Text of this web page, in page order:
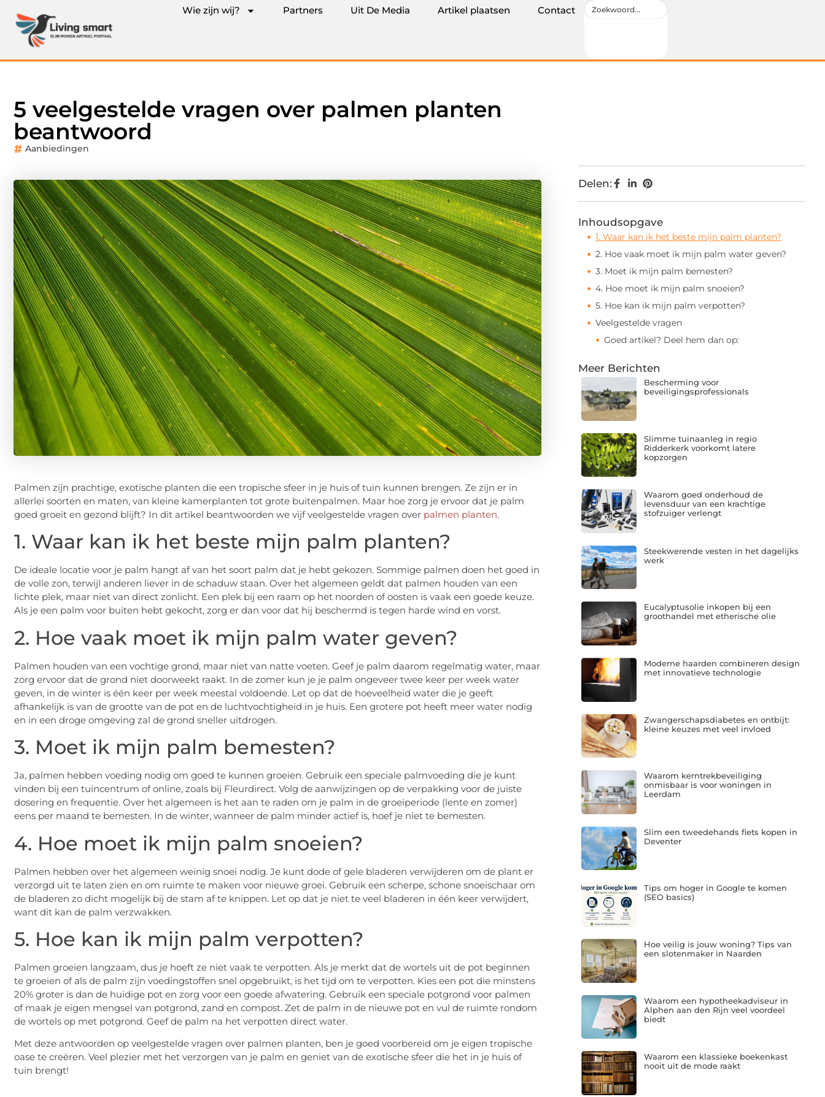
Wie zijn wij? Partners Uit De Media Artikel plaatsen Contact
5 veelgestelde vragen over palmen planten
beantwoord
Aanbiedingen
Palmen zijn prachtige, exotische planten die een tropische sfeer in je huis of tuin kunnen brengen. Ze zijn er in
allerlei soorten en maten, van kleine kamerplanten tot grote buitenpalmen. Maar hoe zorg je ervoor dat je palm
goed groeit en gezond blijft? In dit artikel beantwoorden we vijf veelgestelde vragen over palmen planten.
1. Waar kan ik het beste mijn palm planten?
De ideale locatie voor je palm hangt af van het soort palm dat je hebt gekozen. Sommige palmen doen het goed in
de volle zon, terwijl anderen liever in de schaduw staan. Over het algemeen geldt dat palmen houden van een
lichte plek, maar niet van direct zonlicht. Een plek bij een raam op het noorden of oosten is vaak een goede keuze.
Als je een palm voor buiten hebt gekocht, zorg er dan voor dat hij beschermd is tegen harde wind en vorst.
2. Hoe vaak moet ik mijn palm water geven?
Palmen houden van een vochtige grond, maar niet van natte voeten. Geef je palm daarom regelmatig water, maar
zorg ervoor dat de grond niet doorweekt raakt. In de zomer kun je je palm ongeveer twee keer per week water
geven, in de winter is één keer per week meestal voldoende. Let op dat de hoeveelheid water die je geeft
afhankelijk is van de grootte van de pot en de luchtvochtigheid in je huis. Een grotere pot heeft meer water nodig
en in een droge omgeving zal de grond sneller uitdrogen.
3. Moet ik mijn palm bemesten?
Ja, palmen hebben voeding nodig om goed te kunnen groeien. Gebruik een speciale palmvoeding die je kunt
vinden bij een tuincentrum of online, zoals bij Fleurdirect. Volg de aanwijzingen op de verpakking voor de juiste
dosering en frequentie. Over het algemeen is het aan te raden om je palm in de groeiperiode (lente en zomer)
eens per maand te bemesten. In de winter, wanneer de palm minder actief is, hoef je niet te bemesten.
4. Hoe moet ik mijn palm snoeien?
Palmen hebben over het algemeen weinig snoei nodig. Je kunt dode of gele bladeren verwijderen om de plant er
verzorgd uit te laten zien en om ruimte te maken voor nieuwe groei. Gebruik een scherpe, schone snoeischaar om
de bladeren zo dicht mogelijk bij de stam af te knippen. Let op dat je niet te veel bladeren in één keer verwijdert,
want dit kan de palm verzwakken.
5. Hoe kan ik mijn palm verpotten?
Palmen groeien langzaam, dus je hoeft ze niet vaak te verpotten. Als je merkt dat de wortels uit de pot beginnen
te groeien of als de palm zijn voedingstoffen snel opgebruikt, is het tijd om te verpotten. Kies een pot die minstens
20% groter is dan de huidige pot en zorg voor een goede afwatering. Gebruik een speciale potgrond voor palmen
of maak je eigen mengsel van potgrond, zand en compost. Zet de palm in de nieuwe pot en vul de ruimte rondom
de wortels op met potgrond. Geef de palm na het verpotten direct water.
Met deze antwoorden op veelgestelde vragen over palmen planten, ben je goed voorbereid om je eigen tropische
oase te creëren. Veel plezier met het verzorgen van je palm en geniet van de exotische sfeer die het in je huis of
tuin brengt!
Delen:
Inhoudsopgave
1. Waar kan ik het beste mijn palm planten?
2. Hoe vaak moet ik mijn palm water geven?
3. Moet ik mijn palm bemesten?
4. Hoe moet ik mijn palm snoeien?
5. Hoe kan ik mijn palm verpotten?
Veelgestelde vragen
Goed artikel? Deel hem dan op:
Meer Berichten
Bescherming voor
beveiligingsprofessionals
Slimme tuinaanleg in regio
Ridderkerk voorkomt latere
kopzorgen
Waarom goed onderhoud de
levensduur van een krachtige
stofzuiger verlengt
Steekwerende vesten in het dagelijks
werk
Eucalyptusolie inkopen bij een
groothandel met etherische olie
Moderne haarden combineren design
met innovatieve technologie
Zwangerschapsdiabetes en ontbijt:
kleine keuzes met veel invloed
Waarom kerntrekbeveiliging
onmisbaar is voor woningen in
Leerdam
Slim een tweedehands fiets kopen in
Deventer
Tips om hoger in Google te komen
(SEO basics)
Hoe veilig is jouw woning? Tips van
een slotenmaker in Naarden
Waarom een hypotheekadviseur in
Alphen aan den Rijn veel voordeel
biedt
Waarom een klassieke boekenkast
nooit uit de mode raakt